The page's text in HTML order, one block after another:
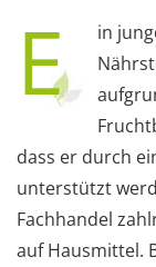
E
in
dass er durch
unterstützt
Fachhandel
auf Hausmittel.